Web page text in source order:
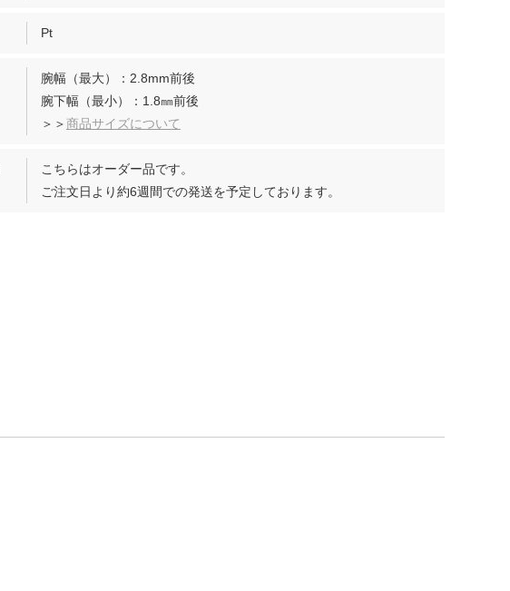
Pt
腕幅（最大）：2.8mm前後
腕下幅（最小）：1.8㎜前後
＞＞商品サイズについて
こちらはオーダー品です。
ご注文日より約6週間での発送を予定しております。